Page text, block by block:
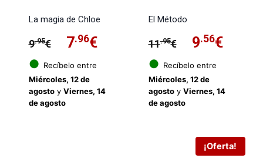
La magia de Chloe
9.95€
El
precio
original
7.96€El
actual
● Recíbelo entre
Miércoles, 12 de
agostoy Viernes, 14
de agosto
El Método
11.95€
El
precio
original
11.95€.
9.56€El
actual
9.56€.
● Recíbelo entre
Miércoles, 12 de
agostoy Viernes, 14
de agosto
¡Oferta!